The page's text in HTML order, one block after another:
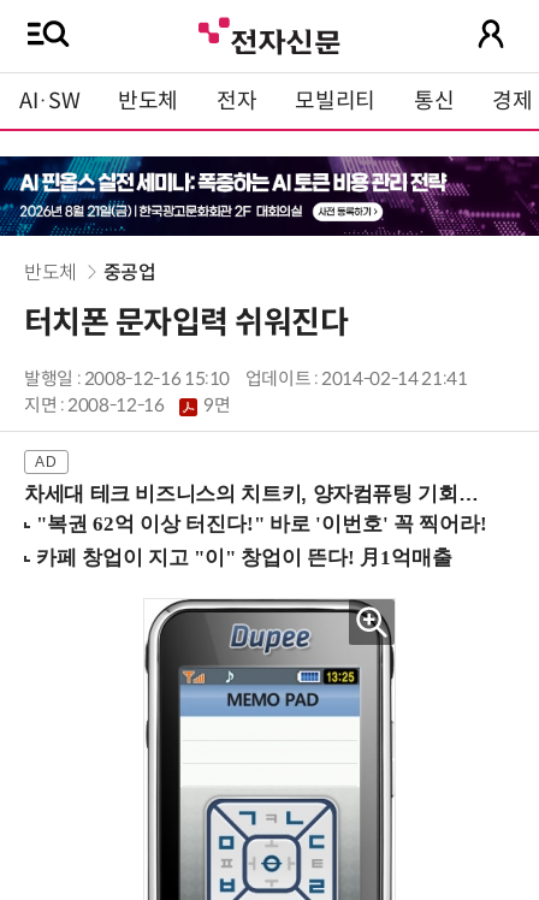
AI·SW 반도체 전자 모빌리티 통신 경제
반도체 중공업
터치폰 문자입력 쉬워진다
발행일 : 2008-12-16 15:10
업데이트 : 2014-02-14 21:41
지면 :2008-12-16 9면
차세대 테크 비즈니스의 치트키, 양자컴퓨팅 기회를 선점하라! (8/28 강남역)